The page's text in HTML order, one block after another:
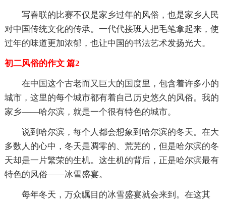
写春联的比赛不仅是家乡过年的风俗，也是家乡人民
对中国传统文化的传承。一代代接班人把毛笔拿起来，使
过年的味道更加浓郁，也让中国的书法艺术发扬光大。
初二风俗的作文 篇2
在中国这个古老而又巨大的国度里，包含着许多小的
城市，这里的每个城市都有着自己历史悠久的风俗。我的
家乡——哈尔滨，就是一个很有特色的城市。
说到哈尔滨，每个人都会想象到哈尔滨的冬天。在大
多数人的心中，冬天是凋零的、荒芜的，但是哈尔滨的冬
天却是一片繁荣的生机。这生机的背后，正是哈尔滨最有
特色的风俗——冰雪盛宴。
每年冬天，万众瞩目的冰雪盛宴就会来到。在这其